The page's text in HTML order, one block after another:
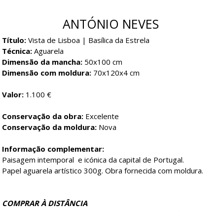
ANTÓNIO NEVES
Título:Vista de Lisboa | Basílica da Estrela
Técnica:Aguarela
Dimensão da mancha: 50x100 cm
Dimensão com moldura: 70x120x4 cm
Valor: 1.100 €
Conservação da obra: Excelente
Conservação da moldura: Nova
Informação complementar:
Paisagem intemporal e icónica da capital de Portugal.
Papel aguarela artístico 300g. Obra fornecida com moldura.
COMPRAR À DISTÂNCIA